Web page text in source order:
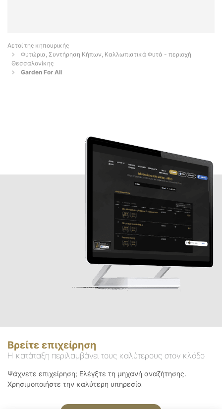
Αετοί της κηπουρικής
Φυτώρια, Συντήρηση Κήπων, Καλλωπιστικά Φυτά - περιοχή
Θεσσαλονίκης
Garden For All
Βρείτε επιχείρηση
Η κατάταξη περιλαμβάνει τους καλύτερους στον κλάδο
Ψάχνετε επιχείρηση; Ελέγξτε τη μηχανή αναζήτησης.
Χρησιμοποιήστε την καλύτερη υπηρεσία